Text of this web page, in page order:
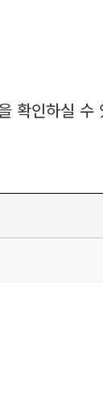
확인하실 수